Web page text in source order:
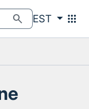
search EST apps